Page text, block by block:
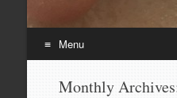
Menu
Monthly